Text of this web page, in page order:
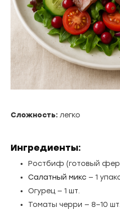
Сложность: легко
Ингредиенты:
Ростбиф (готовый
Салатный микс — 1
Огурец — 1 шт.
Томаты черри — 8–10 шт.